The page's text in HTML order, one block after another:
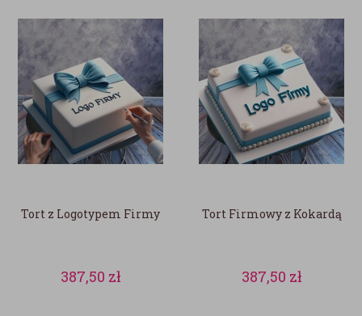
Tort z Logotypem Firmy
387,50 zł
Tort Firmowy z Kokardą
387,50 zł